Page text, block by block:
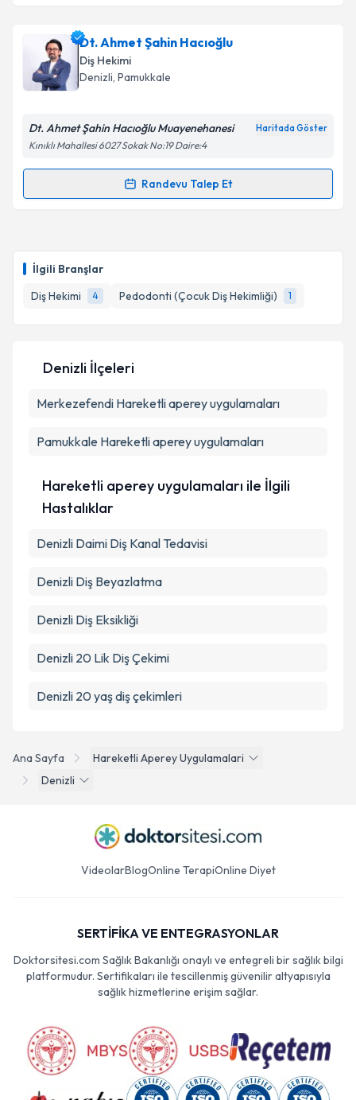
İlgili Branşlar
Diş Hekimi
4 Pedodonti (Çocuk Diş Hekimliği) 1
Dt. Ahmet Şahin Hacıoğlu
Diş Hekimi
Denizli, Pamukkale
Dt. Ahmet Şahin Hacıoğlu Muayenehanesi Haritada Göster
Kınıklı Mahallesi 6027 Sokak No:19 Daire:4
Randevu Talep Et
Randevu Takvimi Talebi
takvim hazırlandığında e-posta ile bilgilendireceğiz.
E-posta Adresiniz
Metni'ni okudum ve kişisel verilerimin belirtilen
Ana Sayfa
Hareketli Aperey Uygulamalari
Denizli
Denizli İlçeleri
Merkezefendi Hareketli aperey uygulamaları
Pamukkale Hareketli aperey uygulamaları
Hareketli aperey uygulamaları ile İlgili
Hastalıklar
Denizli Daimi Diş Kanal Tedavisi
Denizli Diş Beyazlatma
Denizli Diş Eksikliği
Denizli 20 Lik Diş Çekimi
Denizli 20 yaş diş çekimleri
VideolarBlogOnline TerapiOnline Diyet
SERTİFİKA VE ENTEGRASYONLAR
Doktorsitesi.com Sağlık Bakanlığı onaylı ve entegreli bir sağlık bilgi
platformudur. Sertifikaları ile tescillenmiş güvenilir altyapısıyla
sağlık hizmetlerine erişim sağlar.